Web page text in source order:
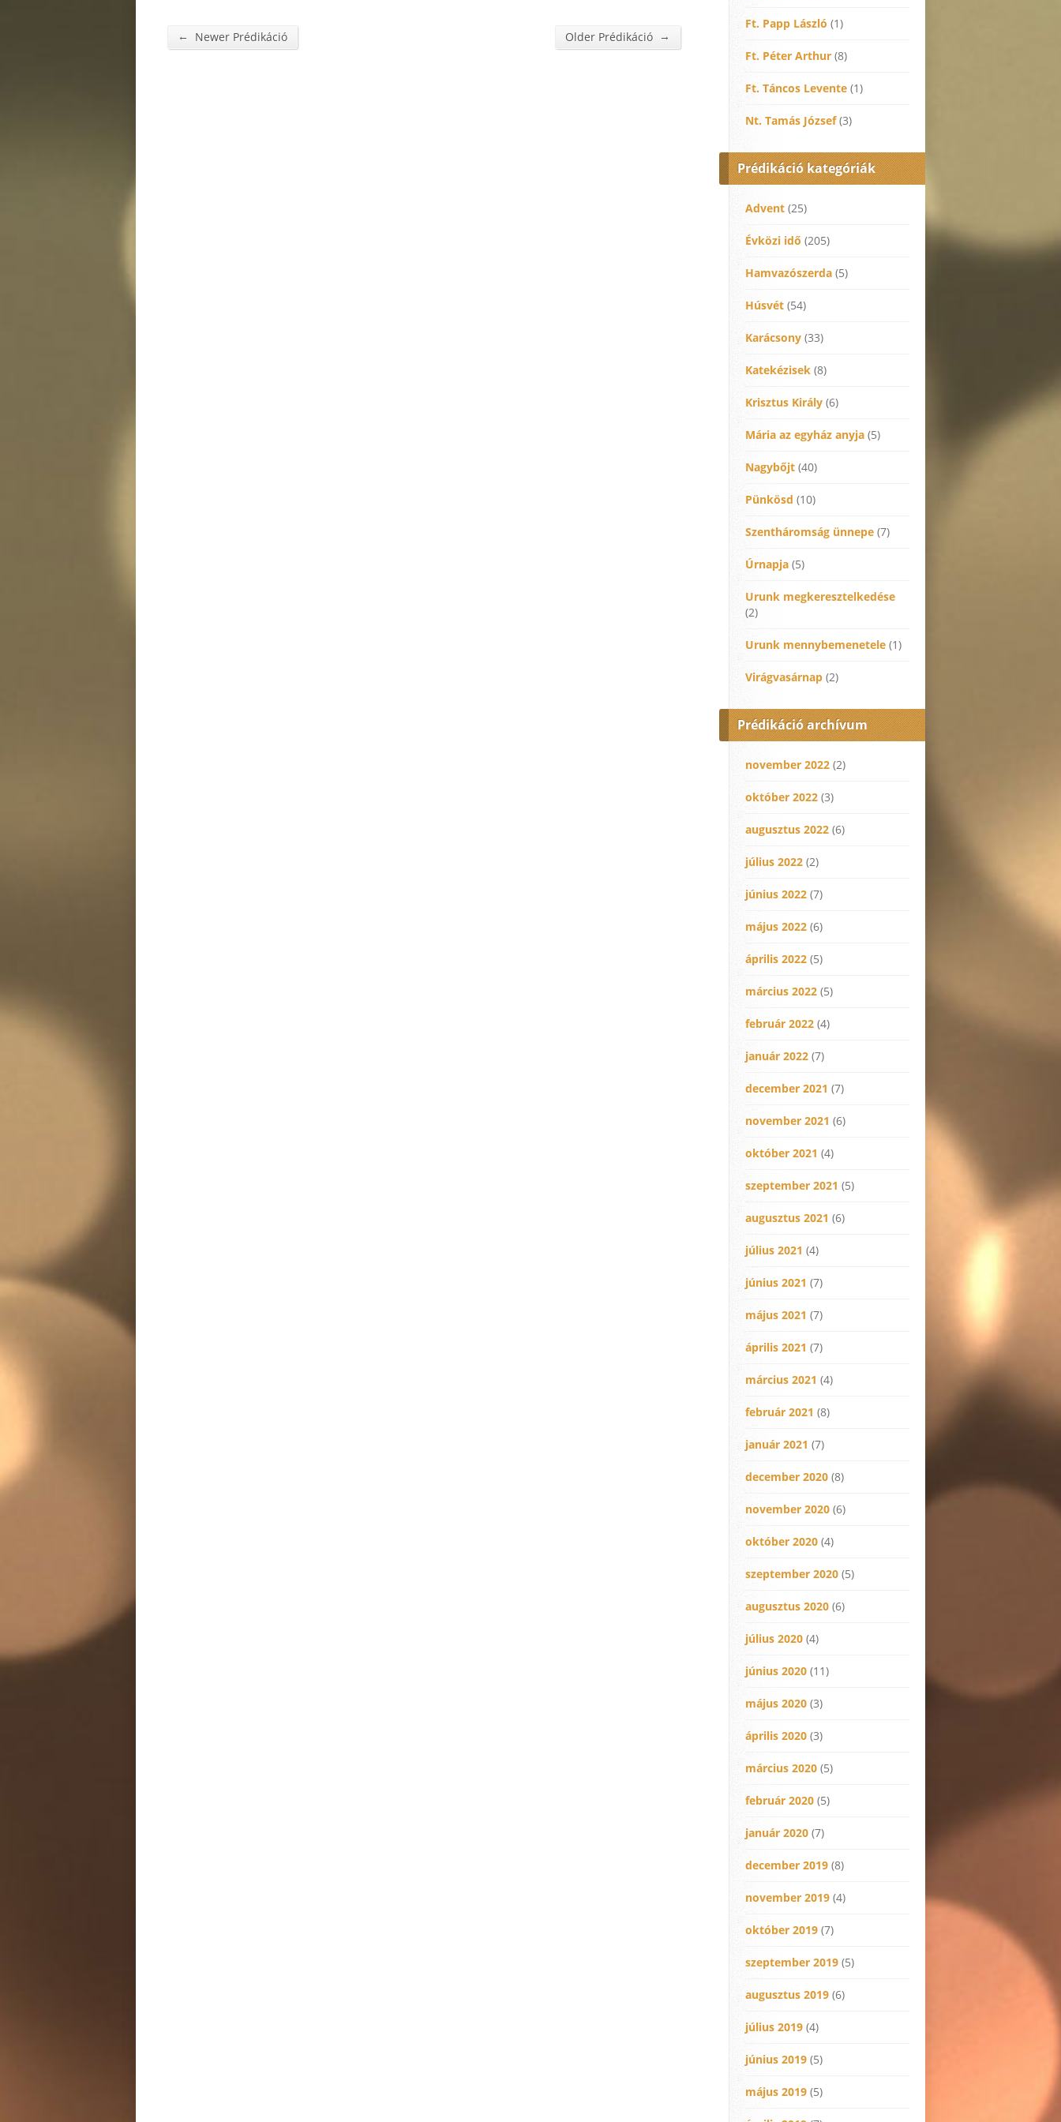
← Newer Prédikáció Older Prédikáció →
Ft. Papp László (1)
Ft. Péter Arthur (8)
Ft. Táncos Levente (1)
Nt. Tamás József(3)
Prédikáció kategóriák
Advent (25)
Évközi idő (205)
Hamvazószerda (5)
Húsvét (54)
Karácsony (33)
Katekézisek (8)
Krisztus Király (6)
Mária az egyház anyja (5)
Nagybőjt (40)
Pünkösd (10)
Szentháromság ünnepe (7)
Úrnapja (5)
Urunk megkeresztelkedése
(2)
Urunk mennybemenetele (1)
Virágvasárnap (2)
Prédikáció archívum
november 2022 (2)
október 2022 (3)
augusztus 2022 (6)
július 2022 (2)
június 2022 (7)
május 2022 (6)
április 2022 (5)
március 2022 (5)
február 2022 (4)
január 2022 (7)
december 2021 (7)
november 2021 (6)
október 2021 (4)
szeptember 2021 (5)
augusztus 2021 (6)
július 2021 (4)
június 2021 (7)
május 2021 (7)
április 2021 (7)
március 2021 (4)
február 2021 (8)
január 2021 (7)
december 2020 (8)
november 2020 (6)
október 2020 (4)
szeptember 2020 (5)
augusztus 2020 (6)
július 2020 (4)
június 2020 (11)
május 2020 (3)
április 2020 (3)
március 2020 (5)
február 2020 (5)
január 2020 (7)
december 2019 (8)
november 2019 (4)
október 2019 (7)
szeptember 2019 (5)
augusztus 2019 (6)
július 2019 (4)
június 2019 (5)
május 2019 (5)